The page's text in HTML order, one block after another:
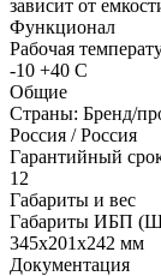
зависит от
Функционал
Рабочая
-10 +40 С
Общие
Страны: Бренд/
Россия / Россия
Гарантийный
12
Габариты и вес
Габариты ИБП
345х201х242 мм
Документация